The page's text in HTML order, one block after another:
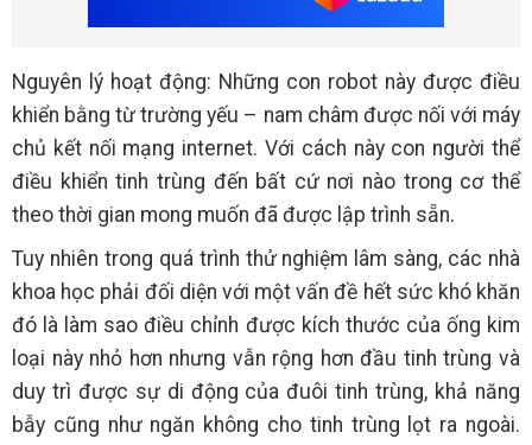
Nguyên lý hoạt động: Những con robot này được điều
khiển bằng từ trường yếu – nam châm được nối với máy
chủ kết nối mạng internet. Với cách này con người thể
điều khiển tinh trùng đến bất cứ nơi nào trong cơ thể
theo thời gian mong muốn đã được lập trình sẵn.
Tuy nhiên trong quá trình thử nghiệm lâm sàng, các nhà
khoa học phải đối diện với một vấn đề hết sức khó khăn
đó là làm sao điều chỉnh được kích thước của ống kim
loại này nhỏ hơn nhưng vẫn rộng hơn đầu tinh trùng và
duy trì được sự di động của đuôi tinh trùng, khả năng
bẫy cũng như ngăn không cho tinh trùng lọt ra ngoài.